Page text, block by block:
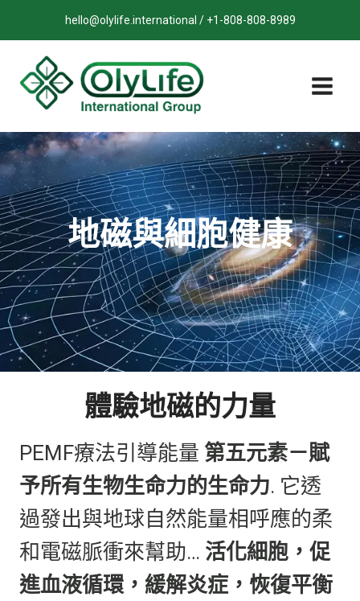
至
hello@olylife.international / +1-808-808-8989
地磁與細胞健康
體驗地磁的力量
PEMF療法引導能量 第五元素－賦
予所有生物生命力的生命力. 它透
過發出與地球自然能量相呼應的柔
和電磁脈衝來幫助… 活化細胞，促
進血液循環，緩解炎症，恢復平衡